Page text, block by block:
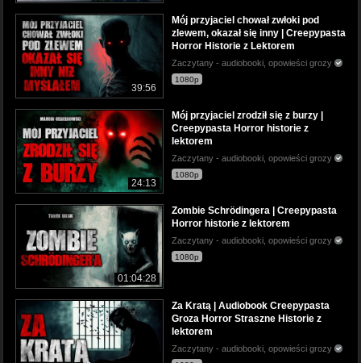
39:56
Mój przyjaciel chował zwłoki pod
zlewem, okazał się inny | Creepypasta
Horror Historie z Lektorem
Zaczytany - audiobooki, opowieści grozy
1080p
24:13
Mój przyjaciel zrodził się z burzy |
Creepypasta Horror historie z
lektorem
Zaczytany - audiobooki, opowieści grozy
1080p
01:04:28
Zombie Schrödingera | Creepypasta
Horror historie z lektorem
Zaczytany - audiobooki, opowieści grozy
1080p
Za Kratą | Audiobook Creepypasta
Groza Horror Straszne Historie z
lektorem
Zaczytany - audiobooki, opowieści grozy